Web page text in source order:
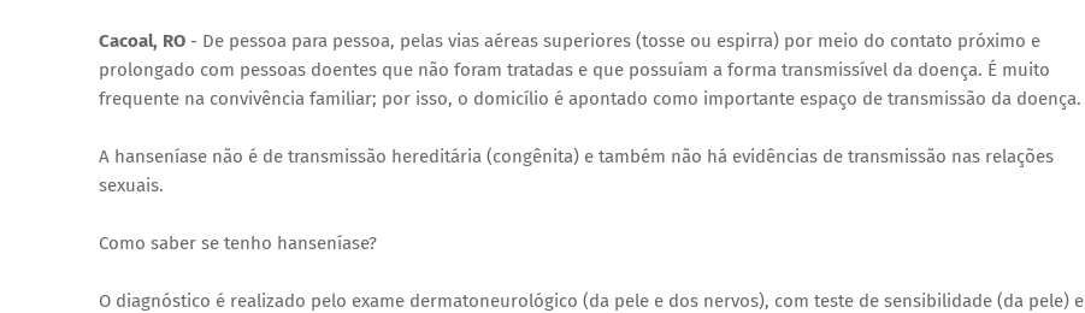
Cacoal, RO - De pessoa para pessoa, pelas vias aéreas superiores (tosse ou espirra) por meio do contato próximo e
prolongado com pessoas doentes que não foram tratadas e que possuíam a forma transmissível da doença. É muito
frequente na convivência familiar; por isso, o domicílio é apontado como importante espaço de transmissão da doença.
A hanseníase não é de transmissão hereditária (congênita) e também não há evidências de transmissão nas relações
sexuais.
Como saber se tenho hanseníase?
O diagnóstico é realizado pelo exame dermatoneurológico (da pele e dos nervos), com teste de sensibilidade (da pele) e